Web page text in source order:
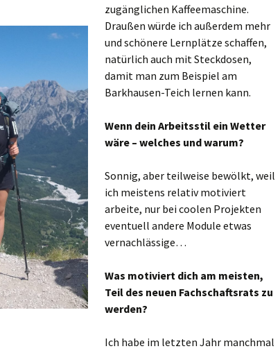
zugänglichen Kaffeemaschine.
Draußen würde ich außerdem mehr
und schönere Lernplätze schaffen,
natürlich auch mit Steckdosen,
damit man zum Beispiel am
Barkhausen-Teich lernen kann.
Wenn dein Arbeitsstil ein Wetter
wäre – welches und warum?
Sonnig, aber teilweise bewölkt, weil
ich meistens relativ motiviert
arbeite, nur bei coolen Projekten
eventuell andere Module etwas
vernachlässige…
Was motiviert dich am meisten,
Teil des neuen Fachschaftsrats zu
werden?
Ich habe im letzten Jahr manchmal